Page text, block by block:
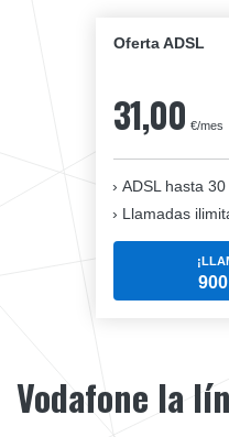
Oferta ADSL
31,00 €/mes
ADSL hasta
Llamadas
Vodafone la